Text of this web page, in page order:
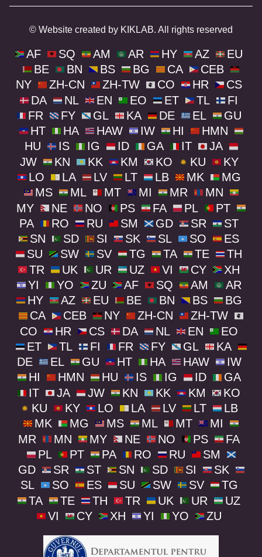
© Website created by KIKLAB. All rights reserved
AF SQ AM AR HY AZ
EU
BE
BN BS BG CA
CEB
NY
ZH-CN ZH-TW CO HR
CS
DA
NL EN EO ET TL
FI
FR
FY GL KA DE EL
GU
HT
HA HAW IW HI
HMN
HU
IS IG ID GA IT
JA
JW
KN KK KM KO KU
KY
LO
LA LV LT LB MK
MG
MS
ML MT MI MR
MN
MY
NE NO PS FA PL
PT
PA
RO RU SM GD SR
ST
SN
SD SI SK SL SO
ES
SU
SW SV TG TA TE
TH
TR
UK UR UZ VI CY
XH
YI
YO ZU AF SQ AM
AR
HY
AZ EU BE BN BS
BG
CA
CEB NY ZH-CN
ZH-TW
CO
HR CS DA NL EN
EO
ET
TL FI FR FY GL
KA
DE
EL GU HT HA HAW
IW
HI
HMN HU IS IG ID
GA
IT
JA JW KN KK KM
KO
KU
KY LO LA LV LT
LB
MK
MG MS ML MT
MI
MR
MN MY NE NO PS
FA
PL
PT PA RO RU
SM
GD
SR ST SN SD SI
SK
SL
SO ES SU SW SV
TG
TA
TE TH TR UK UR
UZ
VI
CY XH YI YO ZU